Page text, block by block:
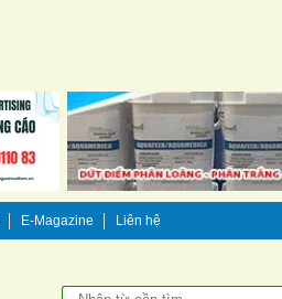
E-Magazine Liên hệ